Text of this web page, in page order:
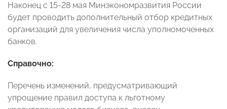
Наконец с 15-28 мая Минэкономразвития России
будет проводить дополнительный отбор кредитных
организаций для увеличения числа уполномоченных
банков.
Справочно:
Перечень изменений, предусматривающий
упрощение правил доступа к льготному